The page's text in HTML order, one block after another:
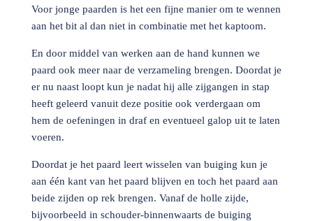
Voor jonge paarden is het een fijne manier om te wennen
aan het bit al dan niet in combinatie met het kaptoom.
En door middel van werken aan de hand kunnen we
paard ook meer naar de verzameling brengen. Doordat je
er nu naast loopt kun je nadat hij alle zijgangen in stap
heeft geleerd vanuit deze positie ook verdergaan om
hem de oefeningen in draf en eventueel galop uit te laten
voeren.
Doordat je het paard leert wisselen van buiging kun je
aan één kant van het paard blijven en toch het paard aan
beide zijden op rek brengen. Vanaf de holle zijde,
bijvoorbeeld in schouder-binnenwaarts de buiging